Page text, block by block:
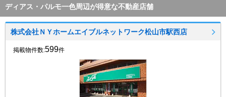
ディアス・パルモ一色周辺が得意な不動産店舗
株式会社ＮＹホームエイブルネットワーク松山市駅西店
掲載物件数:599件